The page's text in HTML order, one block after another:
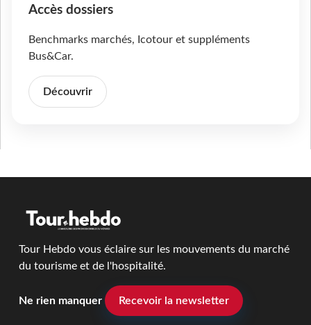
Accès dossiers
Benchmarks marchés, Icotour et suppléments
Bus&Car.
Découvrir
Tour Hebdo vous éclaire sur les mouvements du marché
du tourisme et de l'hospitalité.
Ne rien manquer Recevoir la newsletter